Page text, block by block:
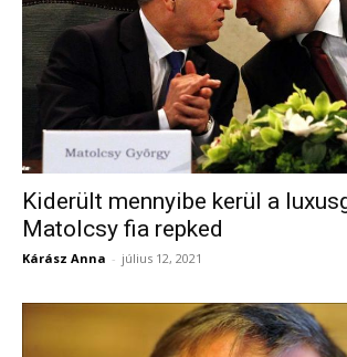
Kiderült mennyibe kerül a
Matolcsy fia repked
Kárász Anna - július 12, 2021